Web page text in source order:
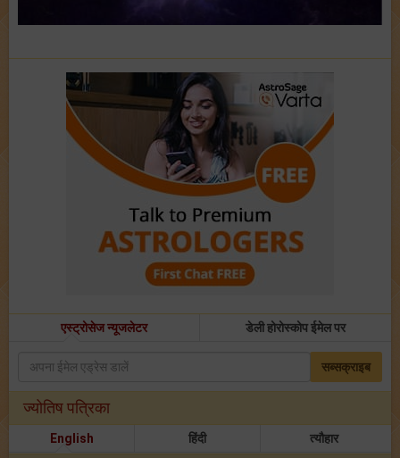
एस्ट्रोसेज न्यूजलेटर डेली होरोस्कोप ईमेल पर
सब्सक्राइब
ज्योतिष पत्रिका
English हिंदी त्यौहार